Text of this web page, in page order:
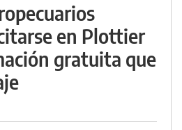
en Plottier
gratuita que